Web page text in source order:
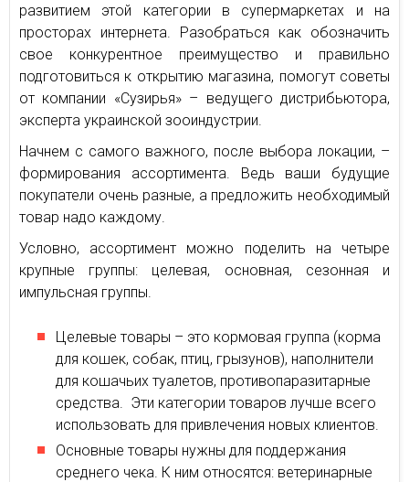
развитием этой категории в супермаркетах и на
просторах интернета. Разобраться как обозначить
свое конкурентное преимущество и правильно
подготовиться к открытию магазина, помогут советы
от компании «Сузирья» – ведущего дистрибьютора,
эксперта украинской зооиндустрии.
Начнем с самого важного, после выбора локации, –
формирования ассортимента. Ведь ваши будущие
покупатели очень разные, а предложить необходимый
товар надо каждому.
Условно, ассортимент можно поделить на четыре
крупные группы: целевая, основная, сезонная и
импульсная группы.
Целевые товары – это кормовая группа (корма
для кошек, собак, птиц, грызунов), наполнители
для кошачьих туалетов, противопаразитарные
средства. Эти категории товаров лучше всего
использовать для привлечения новых клиентов.
Основные товары нужны для поддержания
среднего чека. К ним относятся: ветеринарные